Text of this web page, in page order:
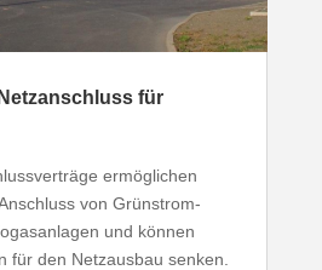
für
ermög­lichen
von Grünstrom-​
und können
für den Netz­ausbau senken.